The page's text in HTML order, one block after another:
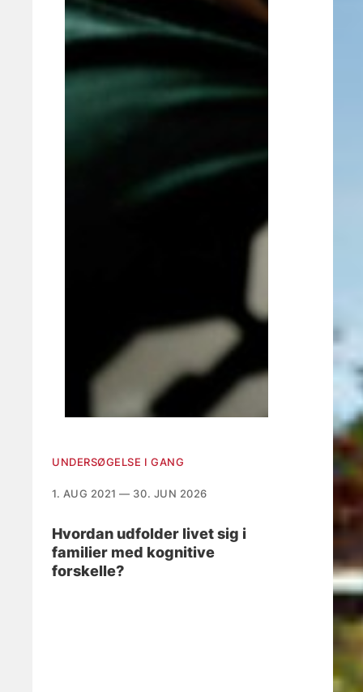
UNDERSØGELSE I GANG
1. AUG 2021 — 30. JUN 2026
Hvordan udfolder livet sig i
familier med kognitive
forskelle?